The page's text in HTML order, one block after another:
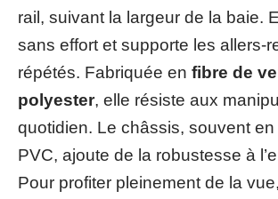
rail, suivant la largeur de la baie.
sans effort et supporte les allers-
répétés. Fabriquée en fibre de
polyester, elle résiste aux
quotidien. Le châssis, souvent
PVC, ajoute de la robustesse à
Pour profiter pleinement de la